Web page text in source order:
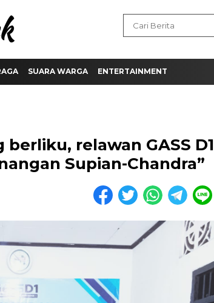
SUARA WARGA ENTERTAINMENT
relawan GASS D1
Supian-Chandra”